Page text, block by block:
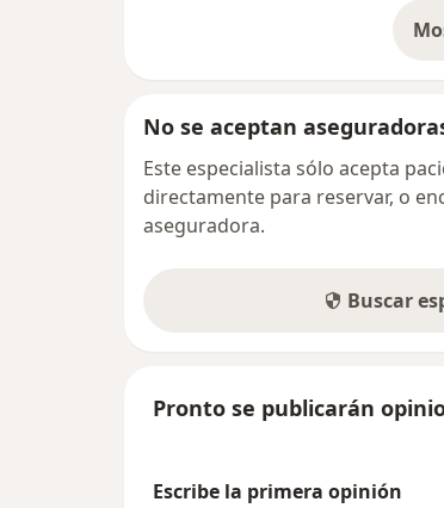
No se aceptan
Este especialista sólo acepta
directamente para reservar, o
aseguradora.
Buscar
Pronto se publicarán
Escribe la primera opinión